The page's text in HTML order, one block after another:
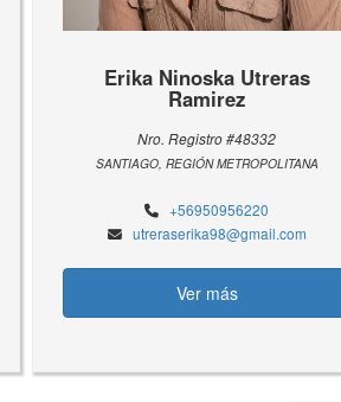
Erika Ninoska Utreras
Ramirez
Nro. Registro #48332
SANTIAGO, REGIÓN METROPOLITANA
+56950956220
utreraserika98@gmail.com
Ver más